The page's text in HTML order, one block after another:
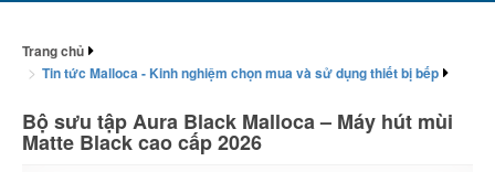
Trang chủ
Tin tức Malloca - Kinh nghiệm chọn mua và sử dụng thiết bị bếp
Bộ sưu tập Aura Black Malloca – Máy hút mùi
Matte Black cao cấp 2026